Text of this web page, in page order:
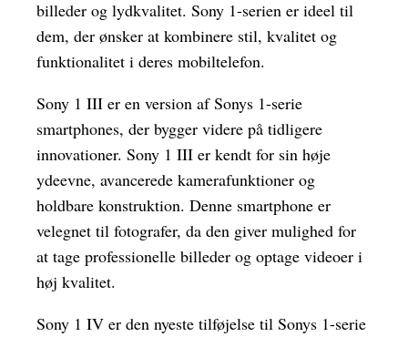
billeder og lydkvalitet. Sony 1-serien er ideel til
dem, der ønsker at kombinere stil, kvalitet og
funktionalitet i deres mobiltelefon.
Sony 1 III er en version af Sonys 1-serie
smartphones, der bygger videre på tidligere
innovationer. Sony 1 III er kendt for sin høje
ydeevne, avancerede kamerafunktioner og
holdbare konstruktion. Denne smartphone er
velegnet til fotografer, da den giver mulighed for
at tage professionelle billeder og optage videoer i
høj kvalitet.
Sony 1 IV er den nyeste tilføjelse til Sonys 1-serie